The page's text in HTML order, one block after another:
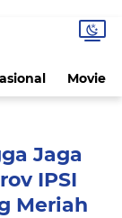
Movie
Jaga
IPSI
Meriah